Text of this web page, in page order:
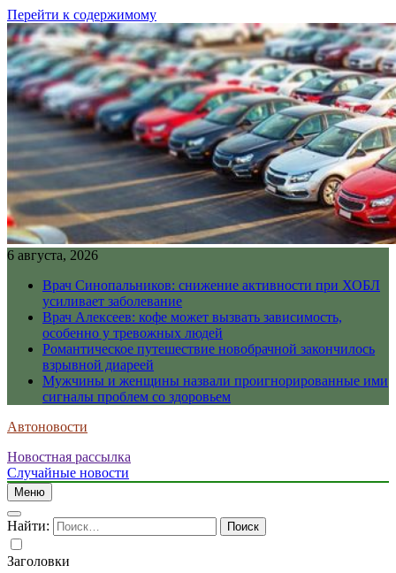
Перейти к содержимому
6 августа, 2026
Врач Синопальников: снижение активности при ХОБЛ
усиливает заболевание
Врач Алексеев: кофе может вызвать зависимость,
особенно у тревожных людей
Романтическое путешествие новобрачной закончилось
взрывной диареей
Мужчины и женщины назвали проигнорированные ими
сигналы проблем со здоровьем
Автоновости
Новостная рассылка
Случайные новости
Меню
Найти:
Заголовки